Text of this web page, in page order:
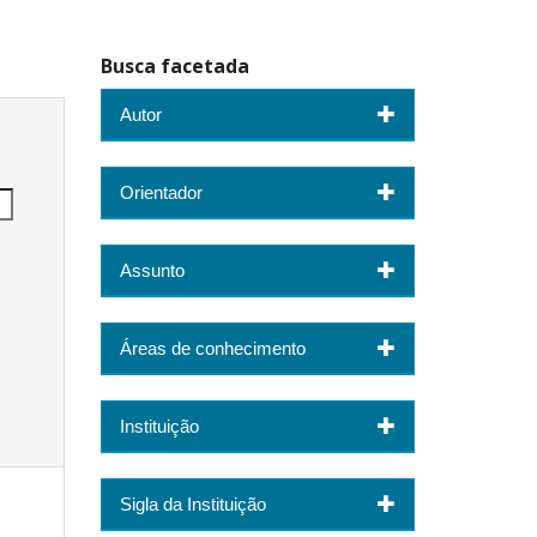
Busca facetada
Autor
Orientador
Assunto
Áreas de conhecimento
Instituição
Sigla da Instituição